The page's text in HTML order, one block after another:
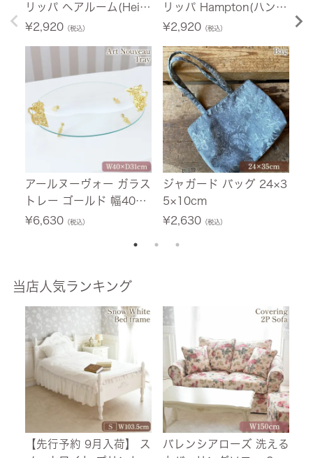
リッパ ヘアルーム(Heirl
oom) 26cm
¥2,920（税込）
アールヌーヴォー ガラス
トレー ゴールド 幅40cm
【送料無料】 [Y]
¥6,630（税込）
リッパ Hampton(ハンプ
トン) 26cm
¥2,920（税込）
ジャガード バッグ 24×3
5×10cm
¥2,630（税込）
¥
当店人気ランキング
【先行予約 9月入荷】 ス
バレンシアローズ 洗える